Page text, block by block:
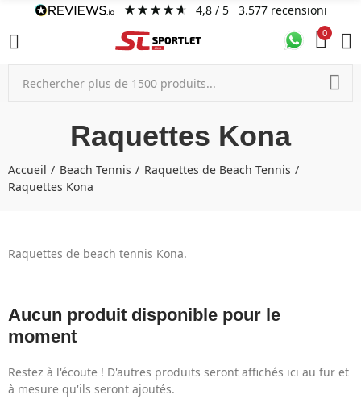
4,8/ 5 3.577 recensioni
0
Raquettes Kona
Accueil Beach Tennis
Raquettes de Beach Tennis
Raquettes Kona
Raquettes de beach tennis Kona.
Aucun produit disponible pour le
moment
Restez à l'écoute ! D'autres produits seront affichés ici au fur et
à mesure qu'ils seront ajoutés.